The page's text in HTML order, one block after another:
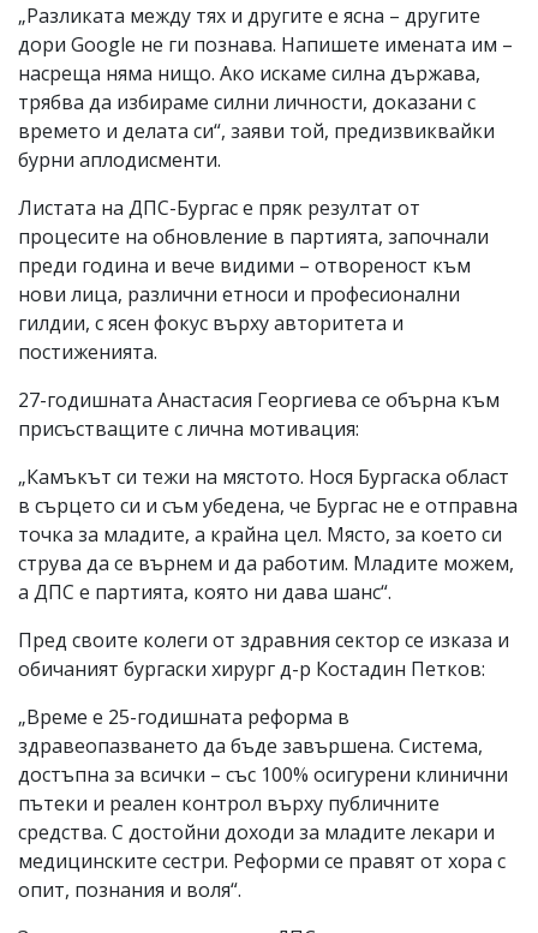
„Разликата между тях и другите е ясна – другите
дори Google не ги познава. Напишете имената им –
насреща няма нищо. Ако искаме силна държава,
трябва да избираме силни личности, доказани с
времето и делата си“, заяви той, предизвиквайки
бурни аплодисменти.
Листата на ДПС-Бургас е пряк резултат от
процесите на обновление в партията, започнали
преди година и вече видими – отвореност към
нови лица, различни етноси и професионални
гилдии, с ясен фокус върху авторитета и
постиженията.
27-годишната Анастасия Георгиева се обърна към
присъстващите с лична мотивация:
„Камъкът си тежи на мястото. Нося Бургаска област
в сърцето си и съм убедена, че Бургас не е отправна
точка за младите, а крайна цел. Място, за което си
струва да се върнем и да работим. Младите можем,
а ДПС е партията, която ни дава шанс“.
Пред своите колеги от здравния сектор се изказа и
обичаният бургаски хирург д-р Костадин Петков:
„Време е 25-годишната реформа в
здравеопазването да бъде завършена. Система,
достъпна за всички – със 100% осигурени клинични
пътеки и реален контрол върху публичните
средства. С достойни доходи за младите лекари и
медицинските сестри. Реформи се правят от хора с
опит, познания и воля“.